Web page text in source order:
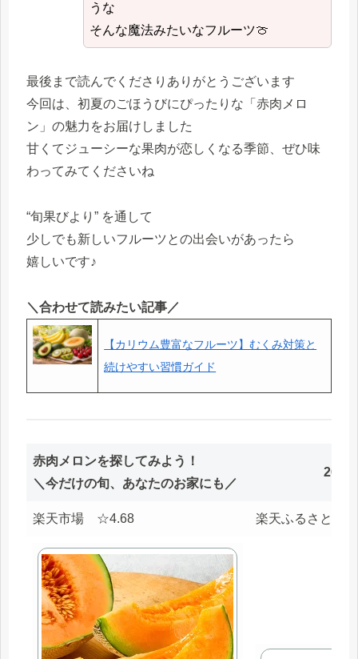
うな
そんな魔法みたいなフルーツ🍈
最後まで読んでくださりありがとうございます
今回は、初夏のごほうびにぴったりな「赤肉メロ
ン」の魅力をお届けしました
甘くてジューシーな果肉が恋しくなる季節、ぜひ味
わってみてくださいね
“旬果びより” を通して
少しでも新しいフルーツとの出会いがあったら
嬉しいです♪
＼合わせて読みたい記事／
【カリウム豊富なフルーツ】むくみ対策と
続けやすい習慣ガイド
赤肉メロンを探してみよう！
＼今だけの旬、あなたのお家にも／
楽天市場 ☆4.68 楽天ふるさと